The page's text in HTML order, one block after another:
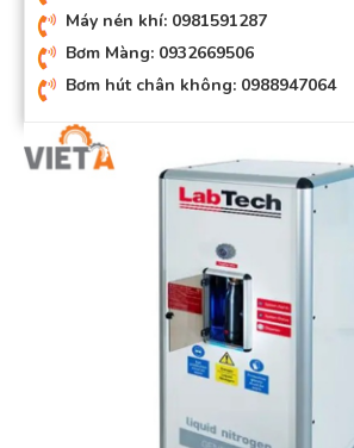
Máy nén khí: 0981591287
Bơm Màng: 0932669506
Bơm hút chân không: 0988947064